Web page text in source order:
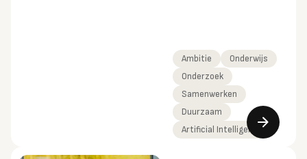
Ambitie
Onderwijs
Onderzoek
Samenwerken
Duurzaam
Artificial Intelligence